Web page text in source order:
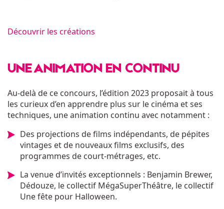
Découvrir les créations
UNE ANIMATION EN CONTINU
Au-delà de ce concours, l’édition 2023 proposait à tous
les curieux d’en apprendre plus sur le cinéma et ses
techniques, une animation continu avec notamment :
Des projections de films indépendants, de pépites
vintages et de nouveaux films exclusifs, des
programmes de court-métrages, etc.
La venue d’invités exceptionnels : Benjamin Brewer,
Dédouze, le collectif MégaSuperThéâtre, le collectif
Une fête pour Halloween.